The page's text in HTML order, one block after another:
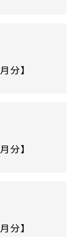
分】
分】
分】